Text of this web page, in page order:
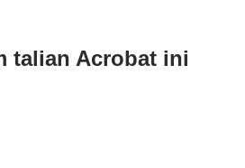
talian Acrobat ini